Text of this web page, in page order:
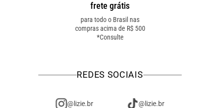
frete grátis
para todo o Brasil nas
compras acima de R$ 500
*Consulte
REDES SOCIAIS
@lizie.br @lizie.br